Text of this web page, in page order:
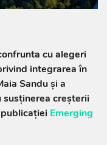
cu alegeri
integrarea în
Sandu și a
creșterii
Emerging